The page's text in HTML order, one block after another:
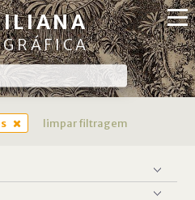
limpar filtragem